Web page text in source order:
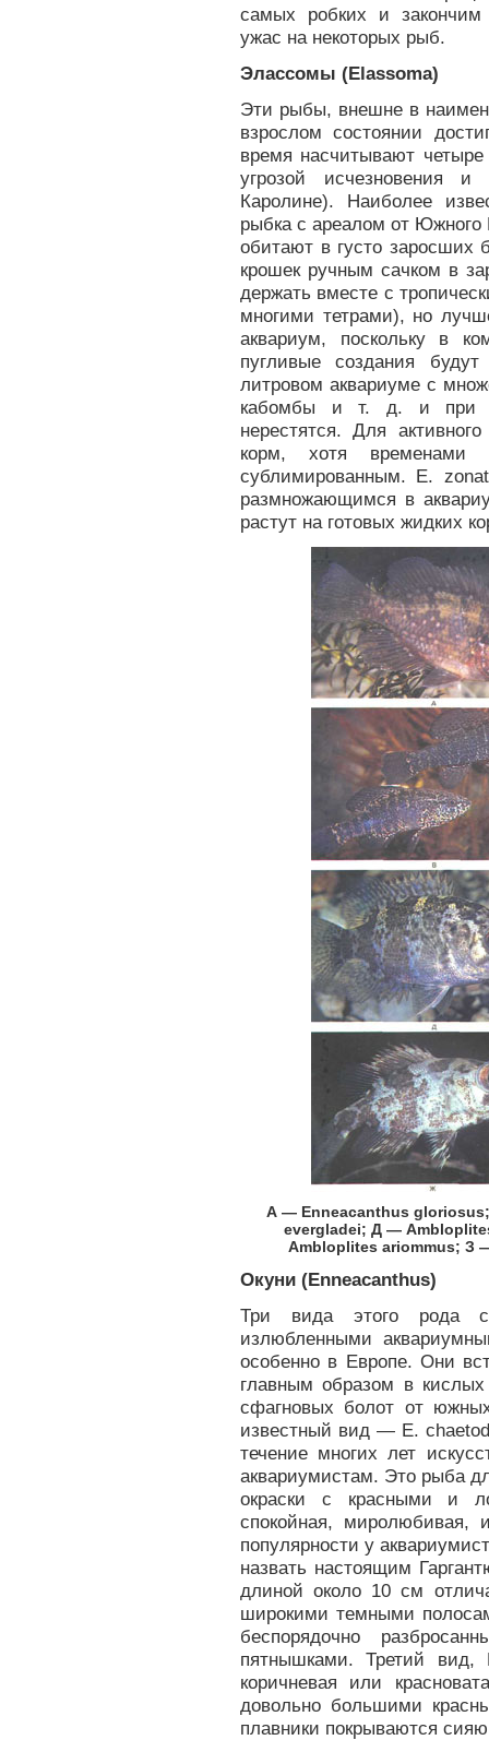
самых робких и
ужас на некоторых рыб.
Элассомы (Elassoma)
Эти рыбы, внешне в
взрослом состоянии
время насчитывают
угрозой исчезновения
Каролине). Наиболее
рыбка с ареалом от
обитают в густо заросших
крошек ручным сачком в
держать вместе с
многими тетрами), но
аквариум, поскольку в
пугливые создания
литровом аквариуме с
кабомбы и т. д. и при
нерестятся. Для
корм, хотя
сублимированным. Е.
размножающимся в
растут на готовых жидких
А — Enneacanthus
evergladei; Д —
Ambloplites ariommus; З
Окуни (Enneacanthus)
Три вида этого рода
излюбленными
особенно в Европе. Они
главным образом в
сфагновых болот от
известный вид — Е.
течение многих лет
аквариумистам. Это рыба
окраски с красными и
спокойная,
популярности у
назвать настоящим
длиной около 10 см
широкими темными
беспорядочно
пятнышками. Третий
коричневая или
довольно большими
плавники покрываются